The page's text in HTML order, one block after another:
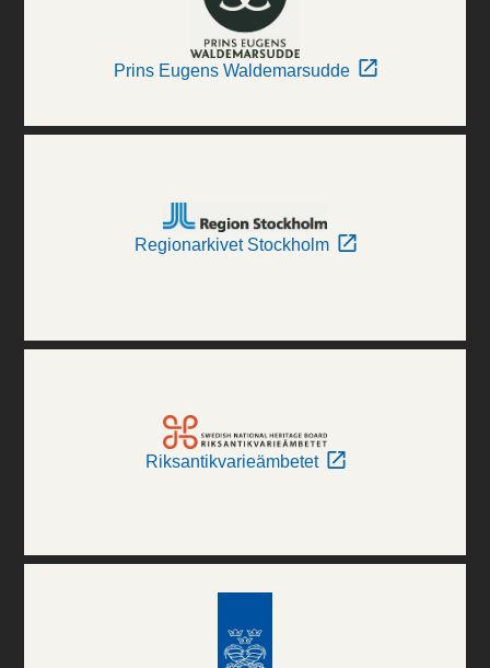
Prins Eugens Waldemarsudde
Regionarkivet Stockholm
Riksantikvarieämbetet